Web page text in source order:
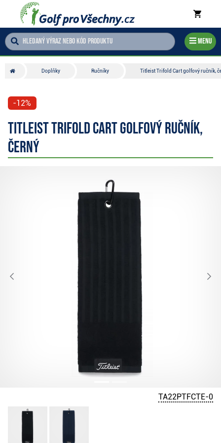
Menu
Doplňky Ručníky Titleist Trifold Cart golfový ručník,
-12%
Titleist Trifold Cart golfový ručník,
černý
TA22PTFCTE-0